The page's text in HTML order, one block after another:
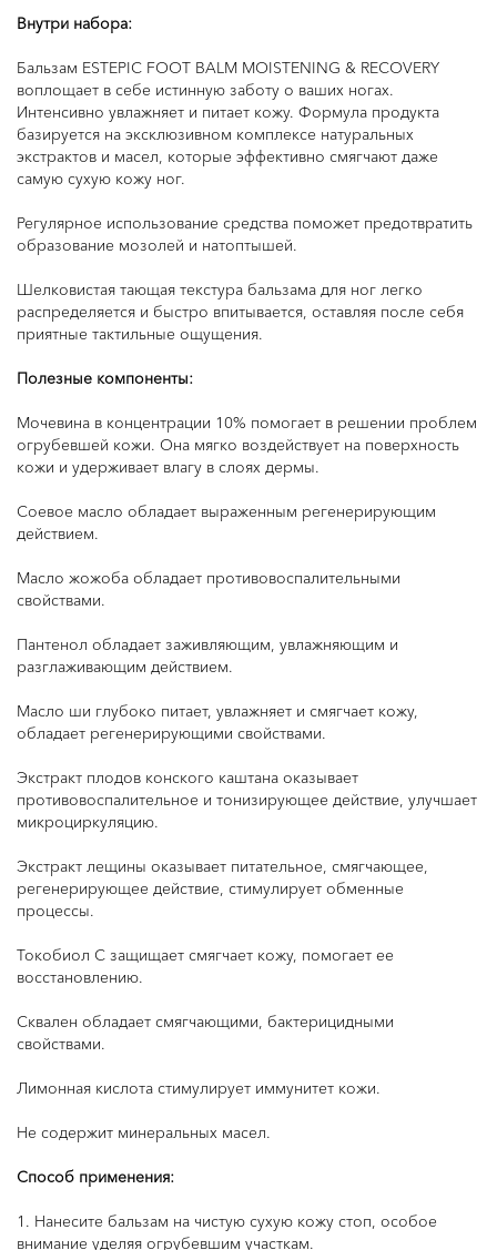
Внутри набора:
Бальзам ESTEPIC FOOT BALM MOISTENING & RECOVERY
воплощает в себе истинную заботу о ваших ногах.
Интенсивно увлажняет и питает кожу. Формула продукта
базируется на эксклюзивном комплексе натуральных
экстрактов и масел, которые эффективно смягчают даже
самую сухую кожу ног.
Регулярное использование средства поможет предотвратить
образование мозолей и натоптышей.
Шелковистая тающая текстура бальзама для ног легко
распределяется и быстро впитывается, оставляя после себя
приятные тактильные ощущения.
Полезные компоненты:
Мочевина в концентрации 10% помогает в решении проблем
огрубевшей кожи. Она мягко воздействует на поверхность
кожи и удерживает влагу в слоях дермы.
Соевое масло обладает выраженным регенерирующим
действием.
Масло жожоба обладает противовоспалительными
свойствами.
Пантенол обладает заживляющим, увлажняющим и
разглаживающим действием.
Масло ши глубоко питает, увлажняет и смягчает кожу,
обладает регенерирующими свойствами.
Экстракт плодов конского каштана оказывает
противовоспалительное и тонизирующее действие, улучшает
микроциркуляцию.
Экстракт лещины оказывает питательное, смягчающее,
регенерирующее действие, стимулирует обменные
процессы.
Токобиол С защищает смягчает кожу, помогает ее
восстановлению.
Сквален обладает смягчающими, бактерицидными
свойствами.
Лимонная кислота стимулирует иммунитет кожи.
Не содержит минеральных масел.
Способ применения:
1. Нанесите бальзам на чистую сухую кожу стоп, особое
внимание уделяя огрубевшим участкам.